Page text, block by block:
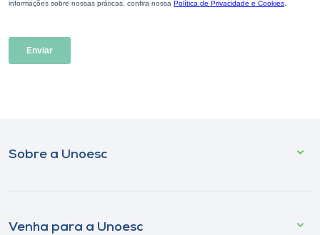
Sobre a Unoesc
Venha para a Unoesc